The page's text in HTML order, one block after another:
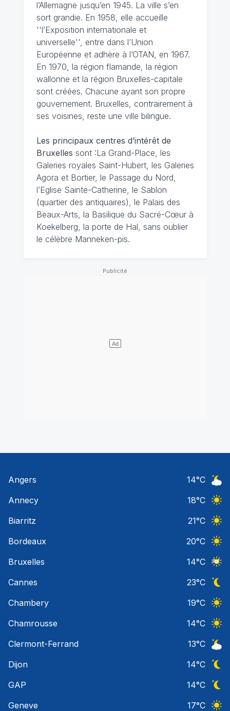
l’Allemagne jusqu’en 1945. La ville s’en
sort grandie. En 1958, elle accueille
''l’Exposition internationale et
universelle'', entre dans l’Union
Européenne et adhère à l’OTAN, en 1967.
En 1970, la région flamande, la région
wallonne et la région Bruxelles-capitale
sont créées. Chacune ayant son propre
gouvernement. Bruxelles, contrairement à
ses voisines, reste une ville bilingue.
Les principaux centres d’intérêt de
Bruxelles sont :La Grand-Place, les
Galeries royales Saint-Hubert, les Galeries
Agora et Bortier, le Passage du Nord,
l’Eglise Sainte-Catherine, le Sablon
(quartier des antiquaires), le Palais des
Beaux-Arts, la Basilique du Sacré-Cœur à
Koekelberg, la porte de Hal, sans oublier
le célèbre Manneken-pis.
Angers 14°C
Annecy
18°C
Biarritz
21°C
Bordeaux
20°C
Bruxelles
14°C
Cannes
23°C
Chambery
19°C
Chamrousse
14°C
Clermont-Ferrand
13°C
Dijon
14°C
GAP
14°C
Geneve
17°C